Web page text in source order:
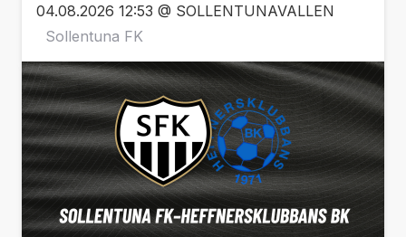
04.08.2026 12:53 @ SOLLENTUNAVALLEN
Sollentuna FK